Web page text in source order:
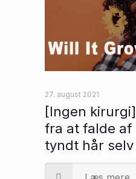
27. august 2021
[Ingen
fra at falde af
tyndt hår selv